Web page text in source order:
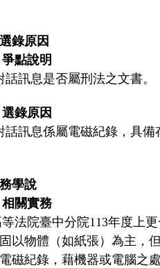
錄原因
爭點說明
話訊息是否屬刑法之文書。
選錄原因
話訊息係屬電磁紀錄，具
學說
相關實務
法院臺中分院113年度上
以物體（如紙張）為主，
磁紀錄，藉機器或電腦之